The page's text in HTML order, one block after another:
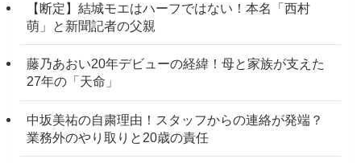
【断定】結城モエはハーフではない！本名「西村
萌」と新聞記者の父親
藤乃あおい20年デビューの経緯！母と家族が支えた
27年の「天命」
中坂美祐の自粛理由！スタッフからの連絡が発端？
業務外のやり取りと20歳の責任